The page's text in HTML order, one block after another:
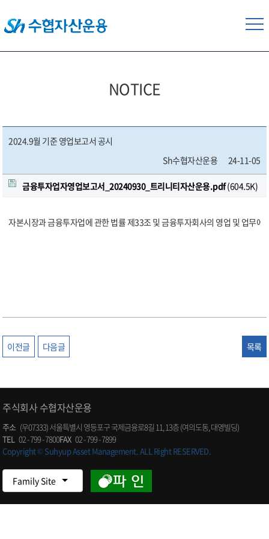
NOTICE
2024.9월 기준 영업보고서 공시
Sh수협자산운용
24-11-05
금융투자업자영업보고서_20240930_트리니티자산운용.pdf(604.5K)
자본시장과 금융투자업에 관한 법률 제33조 및 금융투자회사의 영업 및 업무
이전글 다음글 목록
주식회사 수협자산운용
주소 (우07333) 서울특별시 영등포구 국제금융로8길 11, 13층 (여의도동, 대영빌딩)
TEL 02 - 799 - 7800FAX 02 - 799 - 7899
Copyright © Suhyup Asset Management. ALL Right RESERVED.
Family Site